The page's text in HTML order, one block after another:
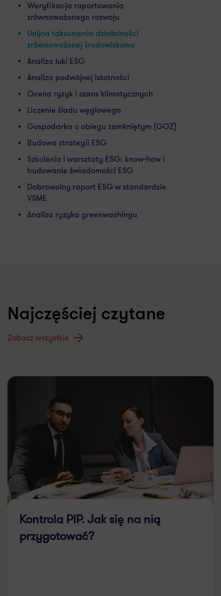
Weryfikacja raportowania
zrównoważonego rozwoju
Unijna taksonomia działalności
zrównoważonej środowiskowo
Analiza luki ESG
Analiza podwójnej istotności
Ocena ryzyk i szans klimatycznych
Liczenie śladu węglowego
Gospodarka o obiegu zamkniętym (GOZ)
Budowa strategii ESG
Szkolenia i warsztaty ESG: know-how i
budowanie świadomości ESG
Dobrowolny raport ESG w standardzie
VSME
Analiza ryzyka greenwashingu
Najczęściej czytane
Zobacz wszystkie
Kontrola PIP. Jak się na nią
przygotować?